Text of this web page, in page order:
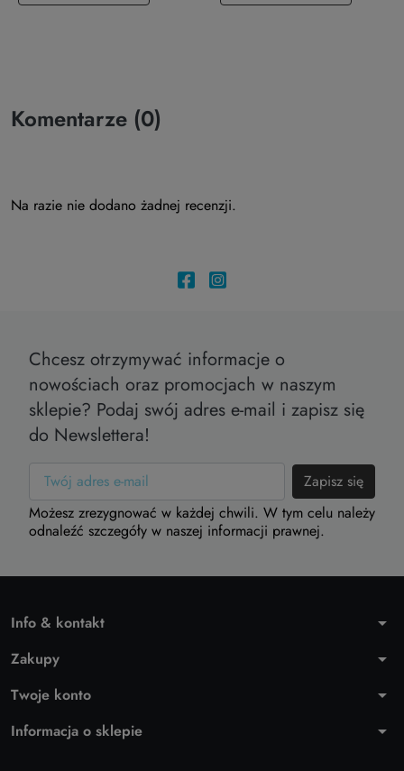
Komentarze (0)
Na razie nie dodano żadnej recenzji.
Chcesz otrzymywać informacje o
nowościach oraz promocjach w naszym
sklepie? Podaj swój adres e-mail i zapisz się
do Newslettera!
Możesz zrezygnować w każdej chwili. W tym celu należy
odnaleźć szczegóły w naszej informacji prawnej.
Info & kontakt arrow_drop_down
Zakupy arrow_drop_down
Twoje konto arrow_drop_down
Informacja o sklepie arrow_drop_down